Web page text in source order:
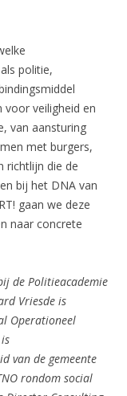
politie,
voor veiligheid en
van aansturing
met burgers,
richtlijn die de
bij het DNA van
gaan we deze
naar concrete
de Politieacademie
Vriesde is
Operationeel
van de gemeente
rondom social